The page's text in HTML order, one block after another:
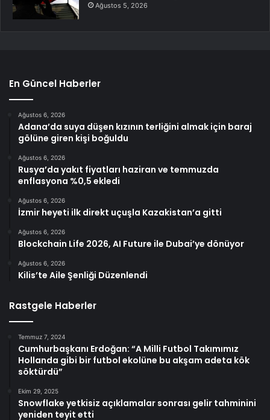
Ağustos 5, 2026
En Güncel Haberler
Ağustos 6, 2026
Adana’da suya düşen kızının terliğini almak için baraj
gölüne giren kişi boğuldu
Ağustos 6, 2026
Rusya’da yakıt fiyatları haziran ve temmuzda
enflasyona %0,5 ekledi
Ağustos 6, 2026
İzmir heyeti ilk direkt uçuşla Kazakistan’a gitti
Ağustos 6, 2026
Blockchain Life 2026, AI Future ile Dubai’ye dönüyor
Ağustos 6, 2026
Kilis’te Aile Şenliği Düzenlendi
Rastgele Haberler
Temmuz 7, 2024
Cumhurbaşkanı Erdoğan: “A Milli Futbol Takımımız
Hollanda gibi bir futbol ekolüne bu akşam adeta kök
söktürdü”
Ekim 29, 2025
Snowflake yetkisiz açıklamalar sonrası gelir tahminini
yeniden teyit etti